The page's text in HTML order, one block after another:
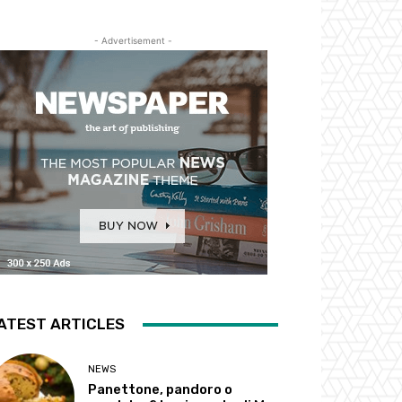
- Advertisement -
ARTICLES
NEWS
Panettone, pandoro o